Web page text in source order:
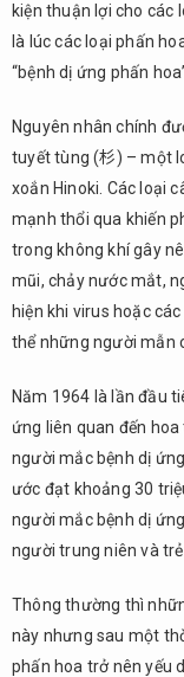
bệnh
dị ứng
phấn
3.
Điều
trị dị
ứng
hoa
như
thế
nào?
Các
biện
pháp
tránh
bệnh
dị ứng
hoa
kiện thuận lợi cho các
là lúc các loại phấn
“bệnh dị ứng phấn
Nguyên nhân chính
tuyết tùng (杉) – một
xoắn Hinoki. Các loại
mạnh thổi qua khiến
trong không khí gây
mũi, chảy nước mắt,
hiện khi virus hoặc
thể những người mẫn
Năm 1964 là lần đầu
ứng liên quan đến
người mắc bệnh dị
ước đạt khoảng 30
người mắc bệnh dị
người trung niên và trẻ
Thông thường thì
này nhưng sau một
phấn hoa trở nên yếu